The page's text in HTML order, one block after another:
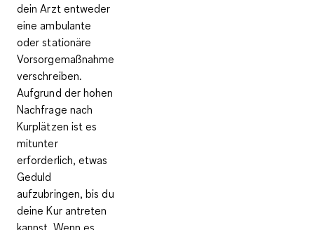
dein Arzt entweder
eine ambulante
oder stationäre
Vorsorgemaßnahme
verschreiben.
Aufgrund der hohen
Nachfrage nach
Kurplätzen ist es
mitunter
erforderlich, etwas
Geduld
aufzubringen, bis du
deine Kur antreten
kannst. Wenn es